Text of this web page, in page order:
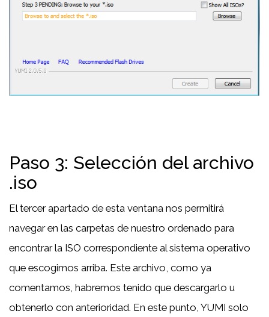
Paso 3: Selección del archivo
.iso
El tercer apartado de esta ventana nos permitirá
navegar en las carpetas de nuestro ordenado para
encontrar la ISO correspondiente al sistema operativo
que escogimos arriba. Este archivo, como ya
comentamos, habremos tenido que descargarlo u
obtenerlo con anterioridad. En este punto, YUMI solo